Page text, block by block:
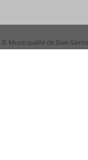
© Municipalité de Baie-